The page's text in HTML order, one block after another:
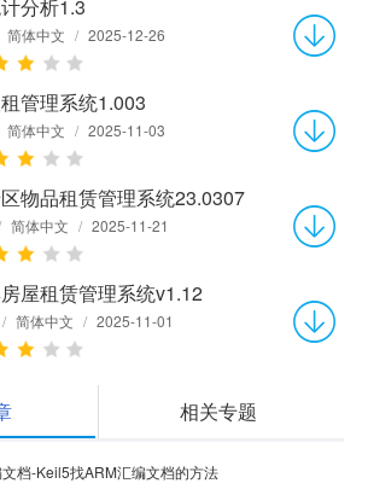
分析1.3
简体中文 / 2025-12-26
管理系统1.003
简体中文 / 2025-11-03
物品租赁管理系统23.0307
简体中文 / 2025-11-21
屋租赁管理系统v1.12
/ 简体中文 / 2025-11-01
相关专题
档-Keil5找ARM汇编文档的方法